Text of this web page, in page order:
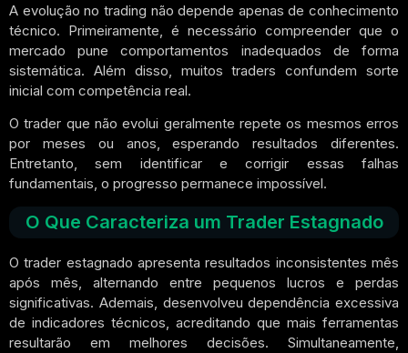
A evolução no trading não depende apenas de conhecimento
técnico. Primeiramente, é necessário compreender que o
mercado pune comportamentos inadequados de forma
sistemática. Além disso, muitos traders confundem sorte
inicial com competência real.
O trader que não evolui geralmente repete os mesmos erros
por meses ou anos, esperando resultados diferentes.
Entretanto, sem identificar e corrigir essas falhas
fundamentais, o progresso permanece impossível.
O Que Caracteriza um Trader Estagnado
O trader estagnado apresenta resultados inconsistentes mês
após mês, alternando entre pequenos lucros e perdas
significativas. Ademais, desenvolveu dependência excessiva
de indicadores técnicos, acreditando que mais ferramentas
resultarão em melhores decisões. Simultaneamente,